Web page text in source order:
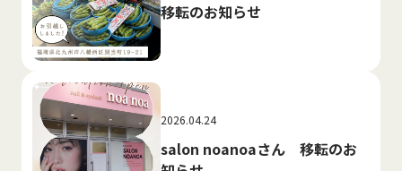
移転のお知らせ
2026.04.24
salon noanoaさん 移転のお